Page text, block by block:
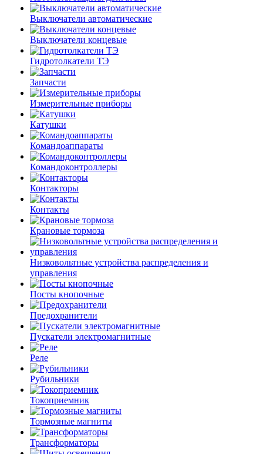
Выключатели автоматические
Выключатели концевые
Гидротолкатели ТЭ
Запчасти
Измерительные приборы
Катушки
Командоаппараты
Командоконтроллеры
Контакторы
Контакты
Крановые тормоза
Низковольтные устройства распределения и
управления
Посты кнопочные
Предохранители
Пускатели электромагнитные
Реле
Рубильники
Токоприемник
Тормозные магниты
Трансформаторы